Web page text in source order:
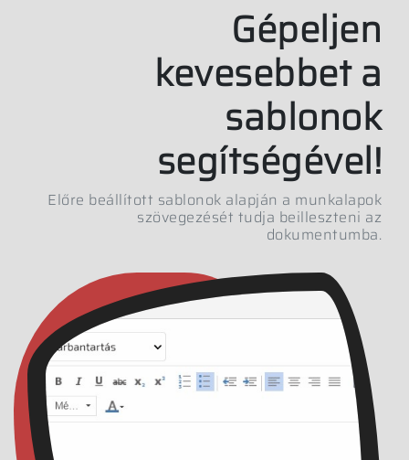
Gépeljen
kevesebbet a
sablonok
segítségével!
Előre beállított sablonok alapján a munkalapok
szövegezését tudja beilleszteni az
dokumentumba.